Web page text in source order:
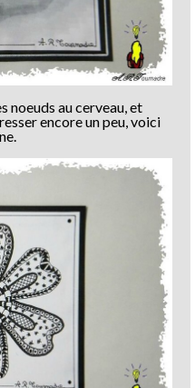
noeuds au cerveau, et
encore un peu, voici